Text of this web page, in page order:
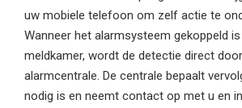
uw mobiele telefoon om zelf actie te
Wanneer het alarmsysteem gekoppeld
meldkamer, wordt de detectie direct
alarmcentrale. De centrale bepaalt
nodig is en neemt contact op met u en